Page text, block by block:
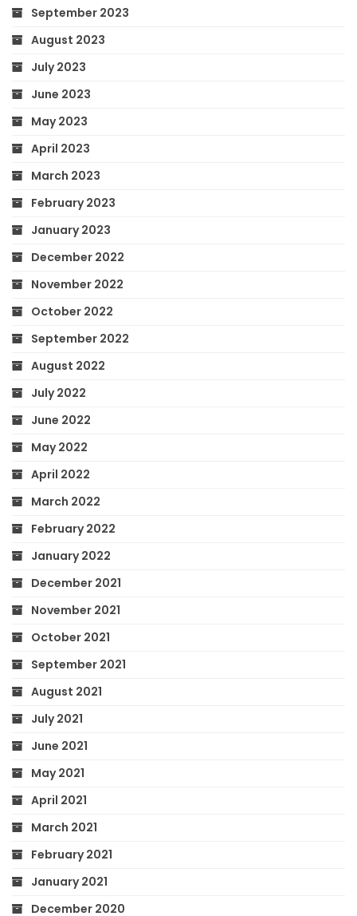
September 2023
August 2023
July 2023
June 2023
May 2023
April 2023
March 2023
February 2023
January 2023
December 2022
November 2022
October 2022
September 2022
August 2022
July 2022
June 2022
May 2022
April 2022
March 2022
February 2022
January 2022
December 2021
November 2021
October 2021
September 2021
August 2021
July 2021
June 2021
May 2021
April 2021
March 2021
February 2021
January 2021
December 2020